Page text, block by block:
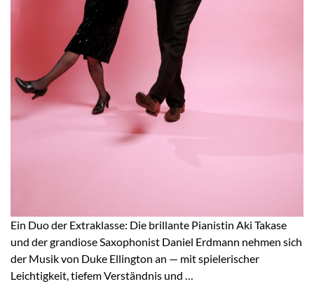
Ein Duo der Extraklasse: Die brillante Pianistin Aki Takase
und der grandiose Saxophonist Daniel Erdmann nehmen sich
der Musik von Duke Ellington an — mit spielerischer
Leichtigkeit, tiefem Verständnis und …